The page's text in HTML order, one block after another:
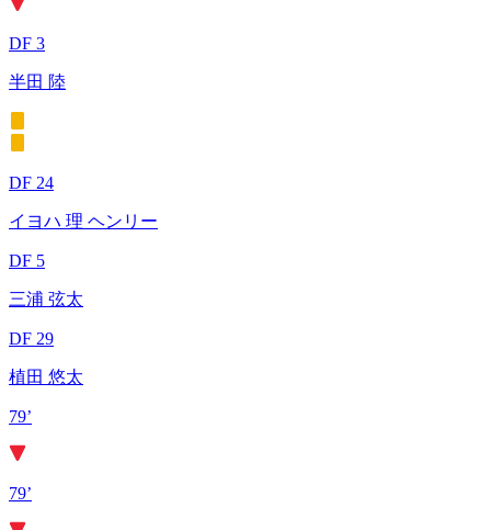
DF 3
半田 陸
DF 24
イヨハ 理 ヘンリー
DF 5
三浦 弦太
DF 29
植田 悠太
79’
79’